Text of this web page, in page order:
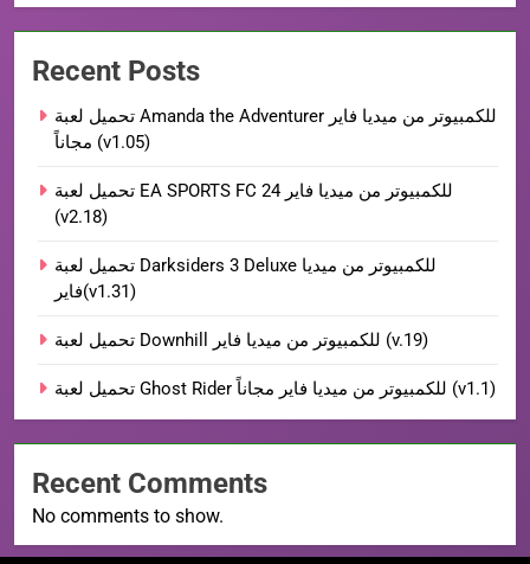
Recent Posts
تحميل لعبة Amanda the Adventurer للكمبيوتر من ميديا فاير
مجاناً (v1.05)
تحميل لعبة EA SPORTS FC 24 للكمبيوتر من ميديا فاير
(v2.18)
تحميل لعبة Darksiders 3 Deluxe للكمبيوتر من ميديا
فاير(v1.31)
تحميل لعبة Downhill للكمبيوتر من ميديا فاير (v.19)
تحميل لعبة Ghost Rider للكمبيوتر من ميديا فاير مجاناً (v1.1)
Recent Comments
No comments to show.